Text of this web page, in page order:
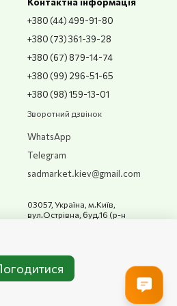
+380 (44) 499-91-80
+380 (73) 361-39-28
+380 (67) 879-14-74
+380 (99) 296-51-65
+380 (98) 159-13-01
Зворотний дзвінок
WhatsApp
Telegram
sadmarket.kiev@gmail.com
03057, Україна, м.Київ,
вул.Острівна, буд.16 (р-н
Мапа проїзду